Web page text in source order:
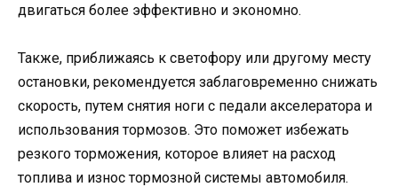
двигаться более эффективно и экономно.
Также, приближаясь к светофору или другому месту
остановки, рекомендуется заблаговременно снижать
скорость, путем снятия ноги с педали акселератора и
использования тормозов. Это поможет избежать
резкого торможения, которое влияет на расход
топлива и износ тормозной системы автомобиля.